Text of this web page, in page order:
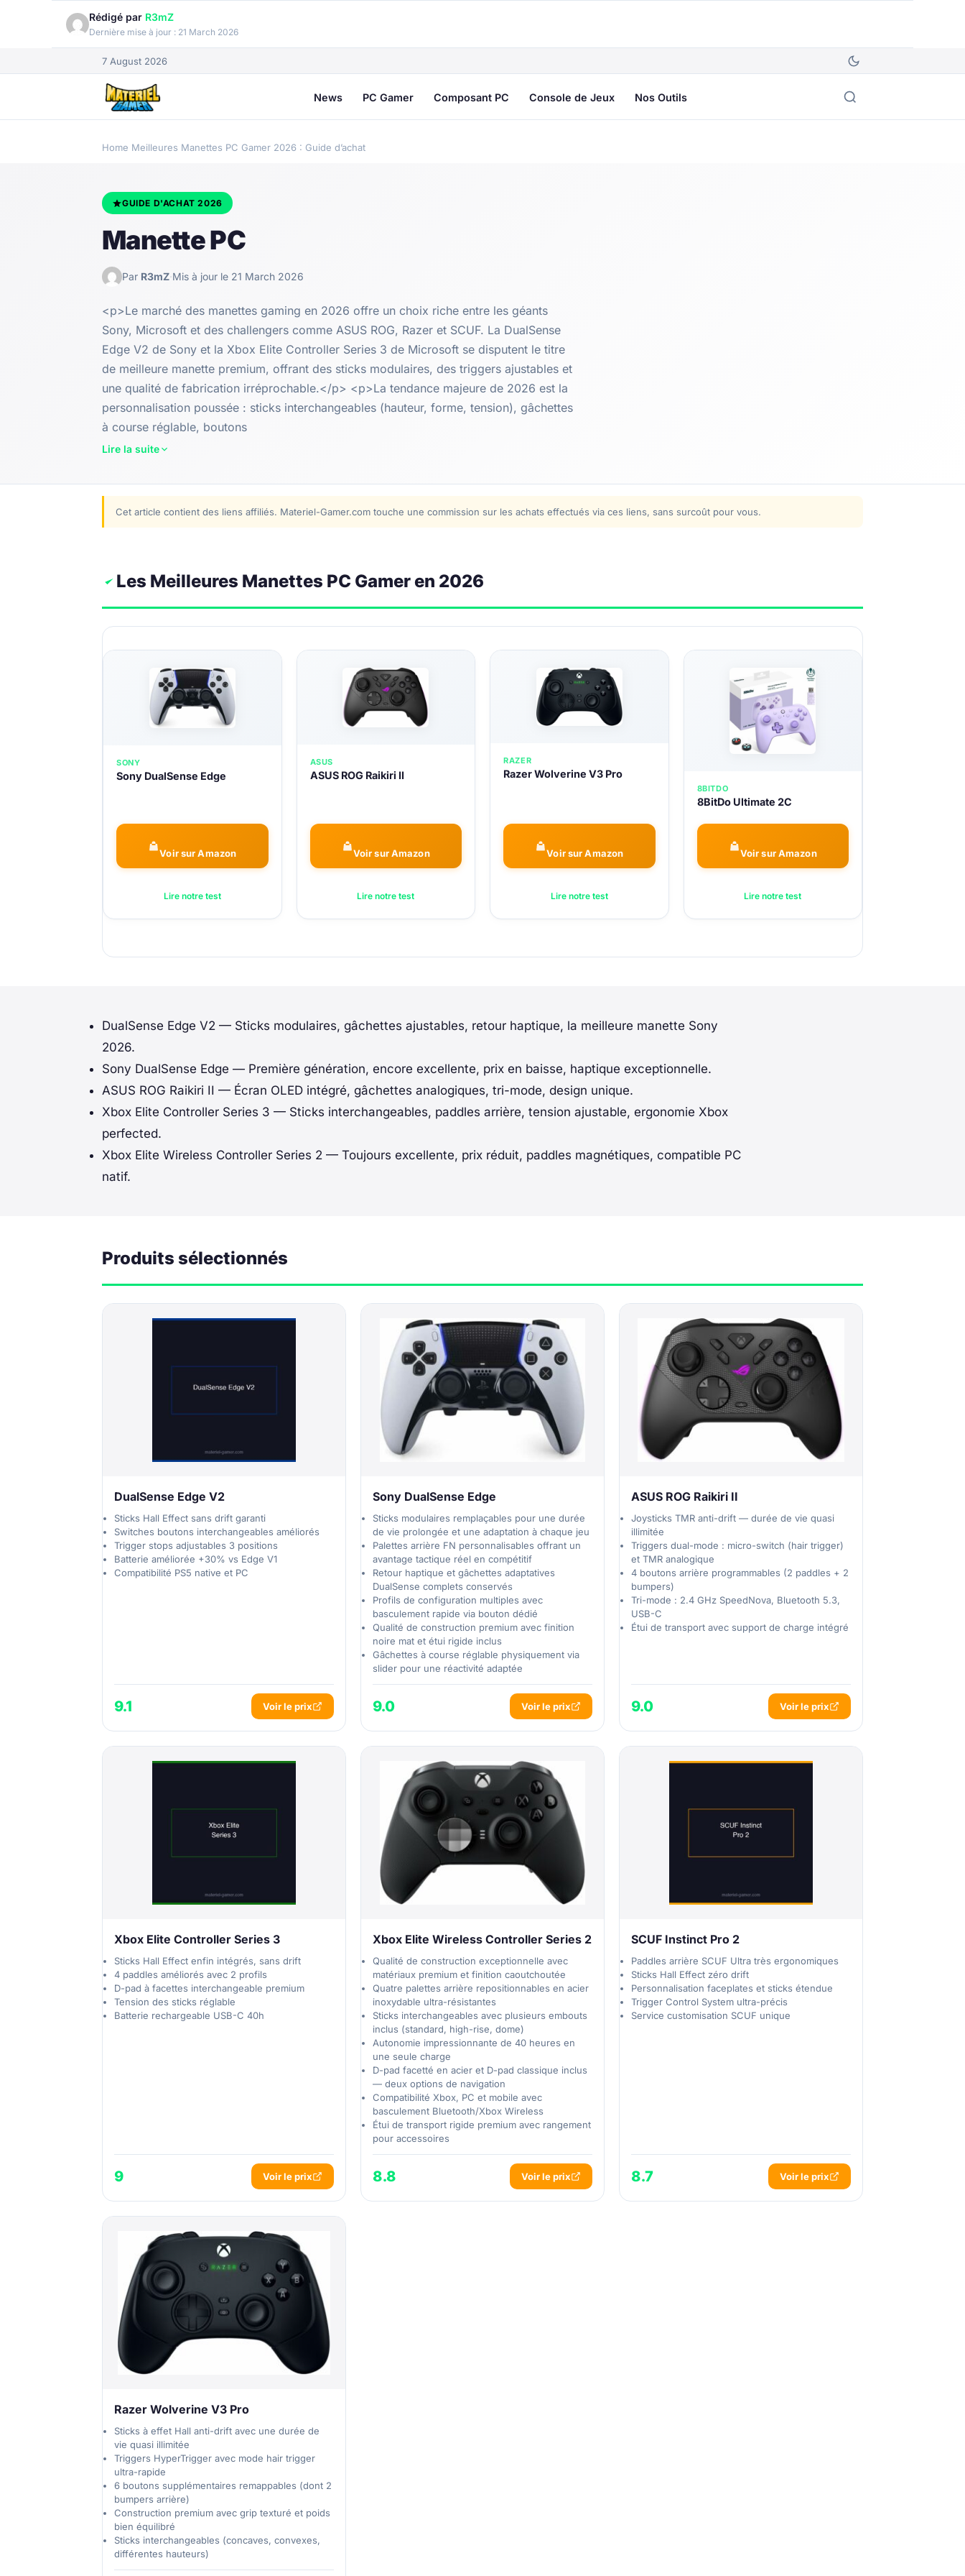
Rédigé par R3mZ
Dernière mise à jour : 21 March 2026
7 August 2026
News PC Gamer Composant PC Console de Jeux Nos Outils
Home Meilleures Manettes PC Gamer 2026 : Guide d’achat
GUIDE D'ACHAT 2026
Manette PC
Par R3mZ·Mis à jour le 21 March 2026
<p>Le marché des manettes gaming en 2026 offre un choix riche entre les géants
Sony, Microsoft et des challengers comme ASUS ROG, Razer et SCUF. La DualSense
Edge V2 de Sony et la Xbox Elite Controller Series 3 de Microsoft se disputent le titre
de meilleure manette premium, offrant des sticks modulaires, des triggers ajustables et
une qualité de fabrication irréprochable.</p> <p>La tendance majeure de 2026 est la
personnalisation poussée : sticks interchangeables (hauteur, forme, tension), gâchettes
à course réglable, boutons
Lire la suite
Cet article contient des liens affiliés. Materiel-Gamer.com touche une commission sur les achats effectués via ces liens, sans surcoût pour vous.
Les Meilleures Manettes PC Gamer en 2026
SONY
Sony DualSense Edge
Voir sur Amazon
Lire notre test
ASUS
ASUS ROG Raikiri II
Voir sur Amazon
Lire notre test
RAZER
Razer Wolverine V3 Pro
Voir sur Amazon
Lire notre test
8BITDO
8BitDo Ultimate 2C
Voir sur Amazon
Lire notre test
DualSense Edge V2 — Sticks modulaires, gâchettes ajustables, retour haptique, la meilleure manette Sony
2026.
Sony DualSense Edge — Première génération, encore excellente, prix en baisse, haptique exceptionnelle.
ASUS ROG Raikiri II — Écran OLED intégré, gâchettes analogiques, tri-mode, design unique.
Xbox Elite Controller Series 3 — Sticks interchangeables, paddles arrière, tension ajustable, ergonomie Xbox
perfected.
Xbox Elite Wireless Controller Series 2 — Toujours excellente, prix réduit, paddles magnétiques, compatible PC
natif.
Produits sélectionnés
DualSense Edge V2
Sticks Hall Effect sans drift garanti
Switches boutons interchangeables améliorés
Trigger stops adjustables 3 positions
Batterie améliorée +30% vs Edge V1
Compatibilité PS5 native et PC
9.1 Voir le prix
Sony DualSense Edge
Sticks modulaires remplaçables pour une durée
de vie prolongée et une adaptation à chaque jeu
Palettes arrière FN personnalisables offrant un
avantage tactique réel en compétitif
Retour haptique et gâchettes adaptatives
DualSense complets conservés
Profils de configuration multiples avec
basculement rapide via bouton dédié
Qualité de construction premium avec finition
noire mat et étui rigide inclus
Gâchettes à course réglable physiquement via
slider pour une réactivité adaptée
9.0 Voir le prix
ASUS ROG Raikiri II
Joysticks TMR anti-drift — durée de vie quasi
illimitée
Triggers dual-mode : micro-switch (hair trigger)
et TMR analogique
4 boutons arrière programmables (2 paddles + 2
bumpers)
Tri-mode : 2.4 GHz SpeedNova, Bluetooth 5.3,
USB-C
Étui de transport avec support de charge intégré
9.0 Voir le prix
Xbox Elite Controller Series 3
Sticks Hall Effect enfin intégrés, sans drift
4 paddles améliorés avec 2 profils
D-pad à facettes interchangeable premium
Tension des sticks réglable
Batterie rechargeable USB-C 40h
9 Voir le prix
Xbox Elite Wireless Controller Series 2
Qualité de construction exceptionnelle avec
matériaux premium et finition caoutchoutée
Quatre palettes arrière repositionnables en acier
inoxydable ultra-résistantes
Sticks interchangeables avec plusieurs embouts
inclus (standard, high-rise, dome)
Autonomie impressionnante de 40 heures en
une seule charge
D-pad facetté en acier et D-pad classique inclus
— deux options de navigation
Compatibilité Xbox, PC et mobile avec
basculement Bluetooth/Xbox Wireless
Étui de transport rigide premium avec rangement
pour accessoires
8.8 Voir le prix
SCUF Instinct Pro 2
Paddles arrière SCUF Ultra très ergonomiques
Sticks Hall Effect zéro drift
Personnalisation faceplates et sticks étendue
Trigger Control System ultra-précis
Service customisation SCUF unique
8.7 Voir le prix
Razer Wolverine V3 Pro
Sticks à effet Hall anti-drift avec une durée de
vie quasi illimitée
Triggers HyperTrigger avec mode hair trigger
ultra-rapide
6 boutons supplémentaires remappables (dont 2
bumpers arrière)
Construction premium avec grip texturé et poids
bien équilibré
Sticks interchangeables (concaves, convexes,
différentes hauteurs)